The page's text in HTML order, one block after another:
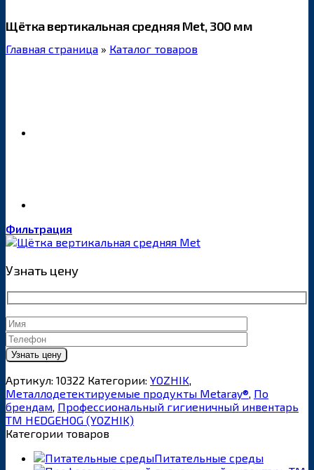
Щётка вертикальная средняя Met, 300 мм
Главная страница » Каталог товаров
Фильтрация
Узнать цену
Артикул: 10322 Категории: YOZHIK,
Металлодетектируемые продукты Metaray®, По
брендам, Профессиональный гигиеничный инвентарь
ТМ HEDGEHOG (YOZHIK)
Категории товаров
Питательные среды